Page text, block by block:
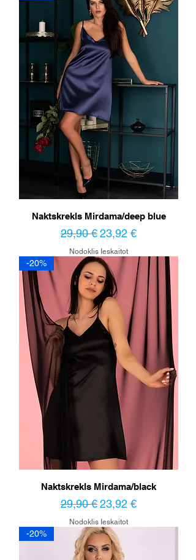
Naktskrekls Mirdama/deep blue
Parastā cena
29,90 €Izpārdošanas cena
23,92 €
Nodoklis Ieskaitot
-20%
Naktskrekls Mirdama/black
Parastā cena
29,90 €Izpārdošanas cena
23,92 €
Nodoklis Ieskaitot
-20%